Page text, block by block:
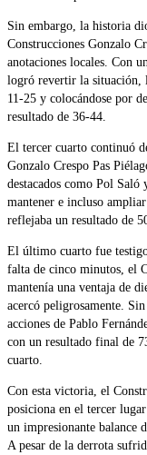
Sin embargo, la historia
Construcciones Gonzalo
anotaciones locales. Con
logró revertir la situación,
11-25 y colocándose por
resultado de 36-44.
El tercer cuarto continuó
Gonzalo Crespo Pas
destacados como Pol
mantener e incluso
reflejaba un resultado de
El último cuarto fue
falta de cinco minutos, el
mantenía una ventaja de
acercó peligrosamente.
acciones de Pablo
con un resultado final de
cuarto.
Con esta victoria, el
posiciona en el tercer
un impresionante balance
A pesar de la derrota